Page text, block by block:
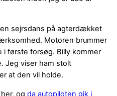
sejrsdans på agterdækket
Motoren brummer
i første forsøg. Billy kommer
Jeg viser ham stolt
at den vil holde.
og da autopiloten gik i